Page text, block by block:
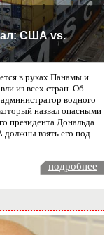
США vs.
в руках Панамы и
из всех стран. Об
водного
назвал опасными
президента Дональда
взять его под
подробнее